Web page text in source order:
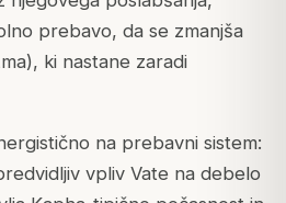
prebavo, da se zmanjša
), ki nastane zaradi
na prebavni sistem:
vpliv Vate na debelo